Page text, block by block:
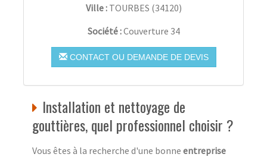
Ville : TOURBES (34120)
Société :Couverture 34
CONTACT OU DEMANDE DE DEVIS
Installation et nettoyage de
gouttières, quel professionnel choisir ?
Vous êtes à la recherche d'une bonne entreprise